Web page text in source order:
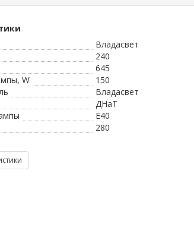
Владасвет
240
645
W
150
Владасвет
ДНаТ
Е40
280